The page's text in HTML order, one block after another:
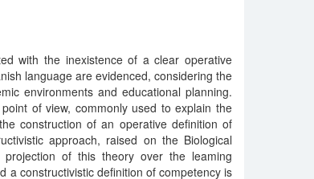
with the inexistence of a clear operative
language are evidenced, considering the
environments and educational planning.
of view, commonly used to explain the
construction of an operative definition of
approach, raised on the Biological
of this theory over the leaming
a constructivistic definition of competency is